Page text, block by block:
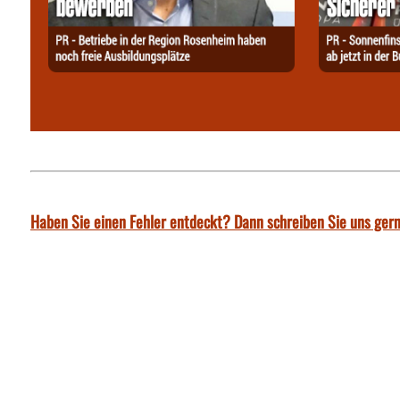
Haben Sie einen Fehler entdeckt? Dann schreiben Sie uns